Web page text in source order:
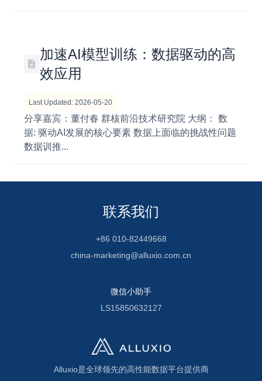
加速AI模型训练：数据驱动的高
效应用
Last Updated: 2026-05-20
分享嘉宾：董付春 群核前沿技术研究院 大纲： 数
据: 驱动AI发展的核心要素 数据上面临的挑战性问题
数据训推...
联系我们
+86 010-82449668
china-marketing@alluxio.com.cn
微信小助手
LS15850632127
Alluxio是全球领先的高性能数据平台提供商